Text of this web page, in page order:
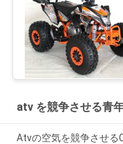
atv を競争させる青
Atvの空気を競争させる